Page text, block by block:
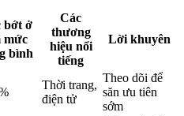
bớt ở
mức
bình
Các
thương
hiệu nổi
tiếng
Lời khuyên
Thời trang,
điện tử
Theo dõi để
săn ưu tiên
sớm